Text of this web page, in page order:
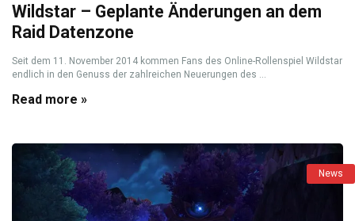
Wildstar – Geplante Änderungen an dem
Raid Datenzone
Seit dem 11. November 2014 kommen Fans des Online-Rollenspiel Wildstar
endlich in den Genuss der zahlreichen Neuerungen des ...
Read more »
News